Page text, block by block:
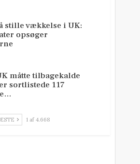
stille vækkelse i UK:
opsøger
måtte tilbagekalde
sortlistede 117
1 af 4.668